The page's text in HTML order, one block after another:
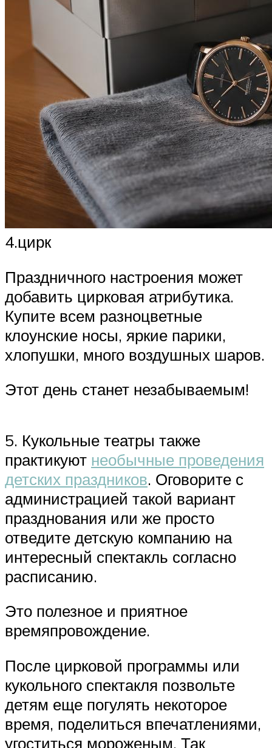
4.цирк
Праздничного настроения может
добавить цирковая атрибутика.
Купите всем разноцветные
клоунские носы, яркие парики,
хлопушки, много воздушных шаров.
Этот день станет незабываемым!
5. Кукольные театры также
практикуют необычные проведения
детских праздников. Оговорите с
администрацией такой вариант
празднования или же просто
отведите детскую компанию на
интересный спектакль согласно
расписанию.
Это полезное и приятное
времяпровождение.
После цирковой программы или
кукольного спектакля позвольте
детям еще погулять некоторое
время, поделиться впечатлениями,
угоститься мороженым. Так